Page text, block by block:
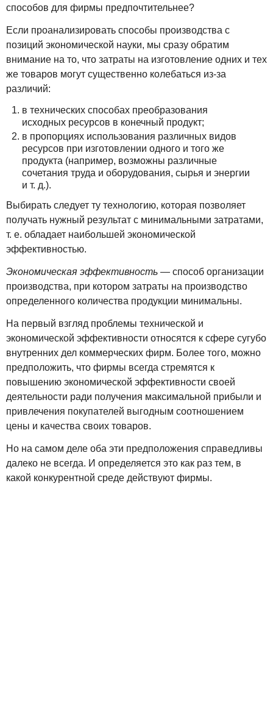
способов для фирмы предпочтительнее?
Если проанализировать способы производства с
позиций экономической науки, мы сразу обратим
внимание на то, что затраты на изготовление одних и тех
же товаров могут существенно колебаться из-за
различий:
в технических способах преобразования
исходных ресурсов в конечный продукт;
в пропорциях использования различных видов
ресурсов при изготовлении одного и того же
продукта (например, возможны различные
сочетания труда и оборудования, сырья и энергии
и т. д.).
Выбирать следует ту технологию, которая позволяет
получать нужный результат с минимальными затратами,
т. е. обладает наибольшей экономической
эффективностью.
Экономическая эффективность — способ организации
производства, при котором затраты на производство
определенного количества продукции минимальны.
На первый взгляд проблемы технической и
экономической эффективности относятся к сфере сугубо
внутренних дел коммерческих фирм. Более того, можно
предположить, что фирмы всегда стремятся к
повышению экономической эффективности своей
деятельности ради получения максимальной прибыли и
привлечения покупателей выгодным соотношением
цены и качества своих товаров.
Но на самом деле оба эти предположения справедливы
далеко не всегда. И определяется это как раз тем, в
какой конкурентной среде действуют фирмы.